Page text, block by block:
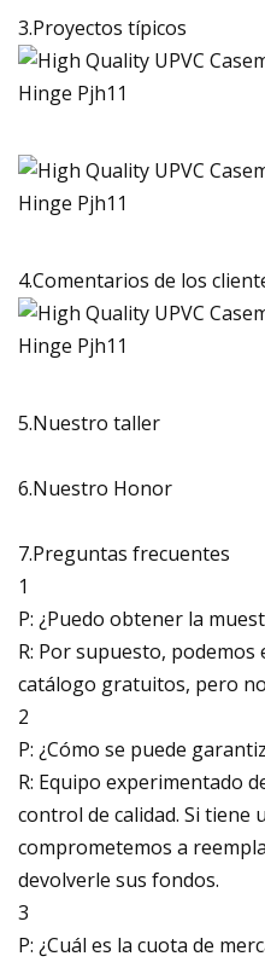
3.Proyectos típicos
4.Comentarios de los
5.Nuestro taller
6.Nuestro Honor
7.Preguntas frecuentes
1
P: ¿Puedo obtener la
R: Por supuesto,
catálogo gratuitos, pero
2
P: ¿Cómo se puede
R: Equipo experimentado
control de calidad. Si tiene
comprometemos a
devolverle sus fondos.
3
P: ¿Cuál es la cuota de